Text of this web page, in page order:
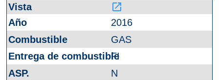
launch
2016
GAS
FI
N